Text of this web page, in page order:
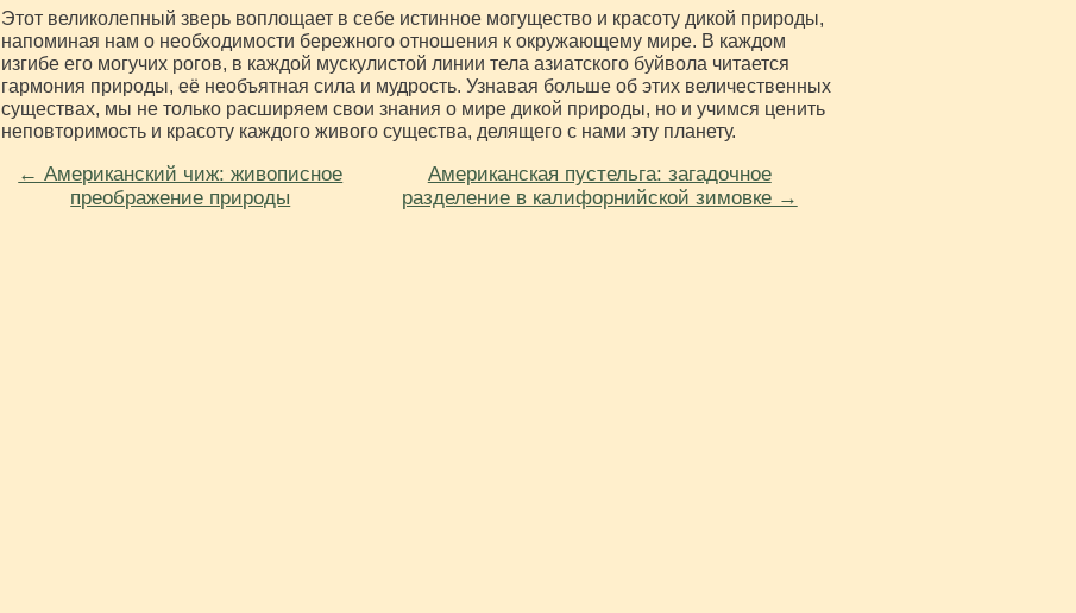
Этот великолепный зверь воплощает в себе истинное могущество и красоту дикой природы,
напоминая нам о необходимости бережного отношения к окружающему мире. В каждом
изгибе его могучих рогов, в каждой мускулистой линии тела азиатского буйвола читается
гармония природы, её необъятная сила и мудрость. Узнавая больше об этих величественных
существах, мы не только расширяем свои знания о мире дикой природы, но и учимся ценить
неповторимость и красоту каждого живого существа, делящего с нами эту планету.
← Американский чиж: живописное
преображение природы
Американская пустельга: загадочное
разделение в калифорнийской зимовке →